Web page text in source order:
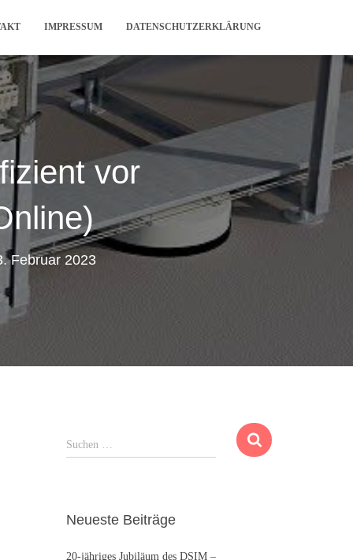
IMPRESSUM DATENSCHUTZERKLÄRUNG
vor
Februar 2023
u
n
Suchen …
Neueste Beiträge
20-jähriges Jubiläum des DSIM –